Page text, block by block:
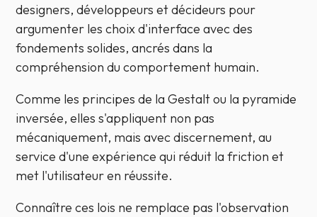
designers, développeurs et décideurs pour
argumenter les choix d'interface avec des
fondements solides, ancrés dans la
compréhension du comportement humain.
Comme les principes de la Gestalt ou la pyramide
inversée, elles s'appliquent non pas
mécaniquement, mais avec discernement, au
service d'une expérience qui réduit la friction et
met l'utilisateur en réussite.
Connaître ces lois ne remplace pas l'observation